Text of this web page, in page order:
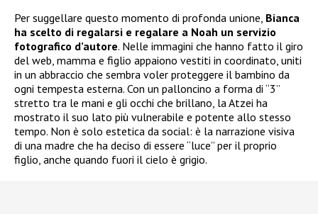
Per suggellare questo momento di profonda unione, Bianca
ha scelto di regalarsi e regalare a Noah un servizio
fotografico d’autore. Nelle immagini che hanno fatto il giro
del web, mamma e figlio appaiono vestiti in coordinato, uniti
in un abbraccio che sembra voler proteggere il bambino da
ogni tempesta esterna. Con un palloncino a forma di “3”
stretto tra le mani e gli occhi che brillano, la Atzei ha
mostrato il suo lato più vulnerabile e potente allo stesso
tempo. Non è solo estetica da social: è la narrazione visiva
di una madre che ha deciso di essere “luce” per il proprio
figlio, anche quando fuori il cielo è grigio.